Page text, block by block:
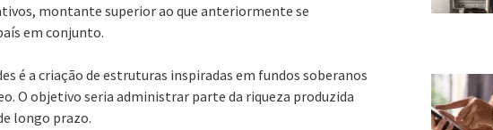
montante superior ao que anteriormente se
em conjunto.
é a criação de estruturas inspiradas em fundos soberanos
O objetivo seria administrar parte da riqueza produzida
longo prazo.